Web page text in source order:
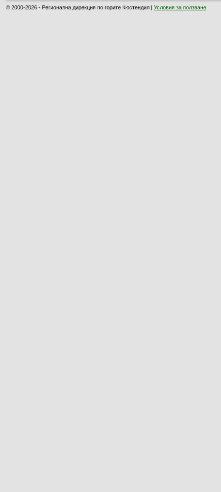
© 2000-2026 - Регионална дирекция по горите Кюстендил | Условия за ползване